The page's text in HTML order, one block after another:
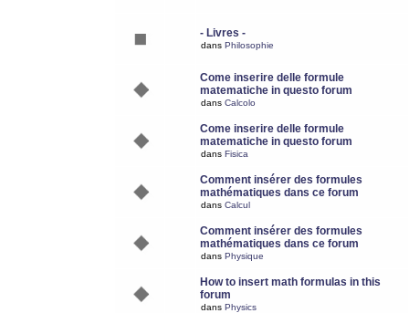
- Livres -
dans Philosophie
Come inserire delle formule
matematiche in questo forum
dans Calcolo
Come inserire delle formule
matematiche in questo forum
dans Fisica
Comment insérer des formules
mathématiques dans ce forum
dans Calcul
Comment insérer des formules
mathématiques dans ce forum
dans Physique
How to insert math formulas in this
forum
dans Physics